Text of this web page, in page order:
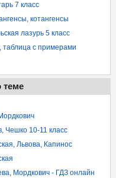
7 класс
котангенсы
лазурь 5 класс
таблица с примерами
теме
Чешко 10-11 класс
Львова, Капинос
Мордкович - ГДЗ онлайн